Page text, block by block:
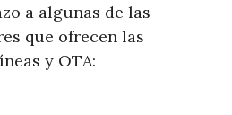
a algunas de las
que ofrecen las
y OTA: